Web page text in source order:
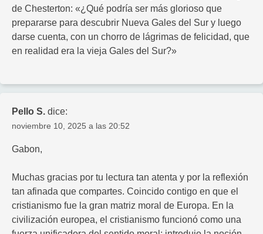
de Chesterton: «¿Qué podría ser más glorioso que
prepararse para descubrir Nueva Gales del Sur y luego
darse cuenta, con un chorro de lágrimas de felicidad, que
en realidad era la vieja Gales del Sur?»
Pello S. dice:
noviembre 10, 2025 a las 20:52
Gabon,
Muchas gracias por tu lectura tan atenta y por la reflexión
tan afinada que compartes. Coincido contigo en que el
cristianismo fue la gran matriz moral de Europa. En la
civilización europea, el cristianismo funcionó como una